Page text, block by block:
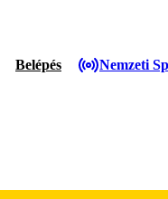
Belépés Nemzeti